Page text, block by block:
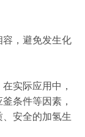
，避免发生化
实际应用中，
条件等因素，
安全的加氢生